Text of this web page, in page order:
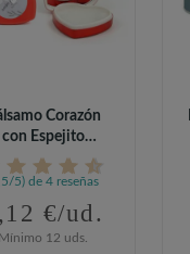
Corazón
con Espejito
para...
5) de 4 reseñas
€/ud.
12 uds.